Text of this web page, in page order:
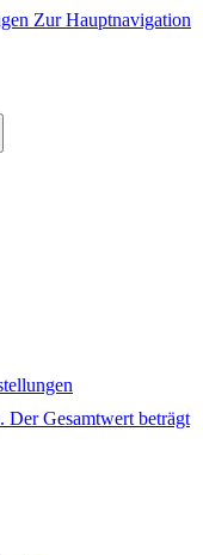
Zur Hauptnavigation
Der Gesamtwert beträgt